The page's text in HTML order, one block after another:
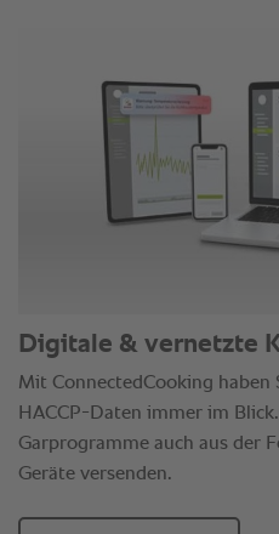
Digitale & vernetzte
Mit ConnectedCooking haben
HACCP-Daten immer im
Garprogramme auch aus der
Geräte versenden.